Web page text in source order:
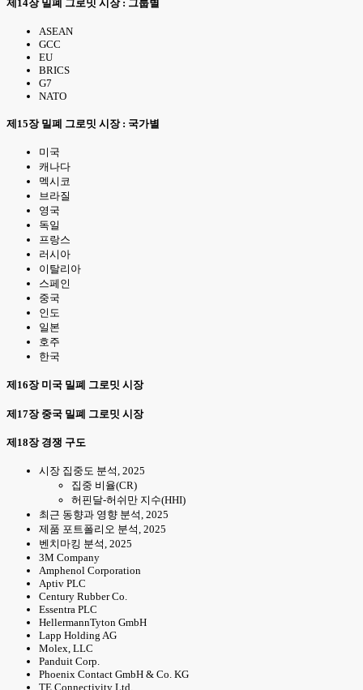
제14장 밀폐 그로밋 시장 : 그룹별
ASEAN
GCC
EU
BRICS
G7
NATO
제15장 밀폐 그로밋 시장 : 국가별
미국
캐나다
멕시코
브라질
영국
독일
프랑스
러시아
이탈리아
스페인
중국
인도
일본
호주
한국
제16장 미국 밀폐 그로밋 시장
제17장 중국 밀폐 그로밋 시장
제18장 경쟁 구도
시장 집중도 분석, 2025
집중 비율(CR)
허핀달-허쉬만 지수(HHI)
최근 동향과 영향 분석, 2025
제품 포트폴리오 분석, 2025
벤치마킹 분석, 2025
3M Company
Amphenol Corporation
Aptiv PLC
Century Rubber Co.
Essentra PLC
HellermannTyton GmbH
Lapp Holding AG
Molex, LLC
Panduit Corp.
Phoenix Contact GmbH & Co. KG
TE Connectivity Ltd.